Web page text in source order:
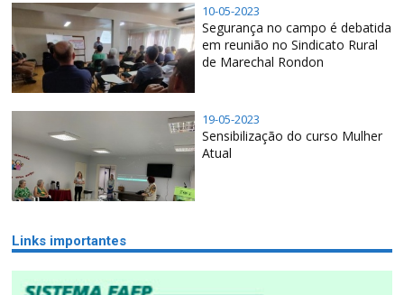
10-05-2023
Segurança no campo é debatida
em reunião no Sindicato Rural
de Marechal Rondon
19-05-2023
Sensibilização do curso Mulher
Atual
Links importantes